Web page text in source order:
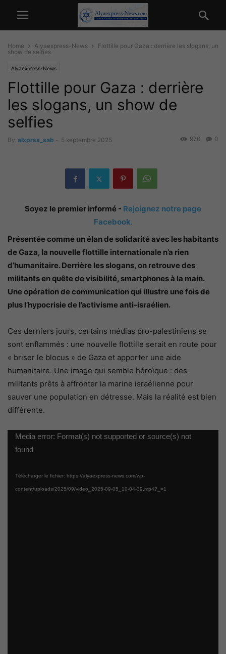
Home Alyaexpress-News
Flottille pour Gaza : derrière les slogans, un
show de selfies
Alyaexpress-News
Flottille pour Gaza : derrière
les slogans, un show de
selfies
By alxprss_sab - 5 septembre 2025 0
970
Soyez le premier informé - Rejoignez notre page
Facebook.
Présentée comme un élan de solidarité avec les habitants
de Gaza, la nouvelle flottille internationale n’a rien
d’humanitaire. Derrière les slogans, on retrouve des
militants en quête de visibilité, smartphones à la main.
Une opération de communication qui illustre une fois de
plus l’hypocrisie de l’activisme anti-israélien.
Ces derniers jours, certains médias pro-palestiniens se
sont enflammés : une nouvelle flottille serait en route pour
« briser le blocus » de Gaza et apporter une aide
humanitaire. Une image qui semble héroïque : des
militants prêts à affronter la marine israélienne pour
sauver une population en détresse. Mais la réalité est bien
différente.
Lecteur
vidéo
Media error: Format(s) not supported or source(s) not
found
Télécharger le fichier: https://alyaexpress-news.com/wp-
content/uploads/2025/09/video_2025-09-05_10-04-39.mp4?_=1